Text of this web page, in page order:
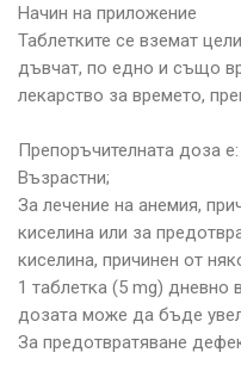
Начин на приложение
Таблетките се вземат
дъвчат, по едно и също
лекарство за времето,
Препоръчителната доза е:
Възрастни;
За лечение на анемия,
киселина или за
киселина, причинен от
1 таблетка (5 mg) дневно
дозата може да бъде
За предотвратяване